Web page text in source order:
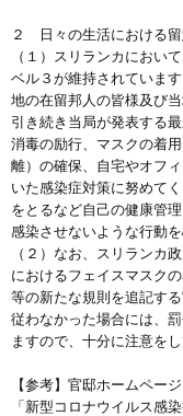
２ 日々の生活における
（１）スリランカにおい
ベル３が維持されていま
地の在留邦人の皆様及び
引き続き当局が発表する
消毒の励行、マスクの着
離）の確保、自宅やオフ
いた感染症対策に努めて
をとるなど自己の健康管
感染させないような行動を
（２）なお、スリランカ
におけるフェイスマスク
等の新たな規則を追記す
従わなかった場合には、
ますので、十分に注意をし
【参考】官邸ホームページ
「新型コロナウイルス感